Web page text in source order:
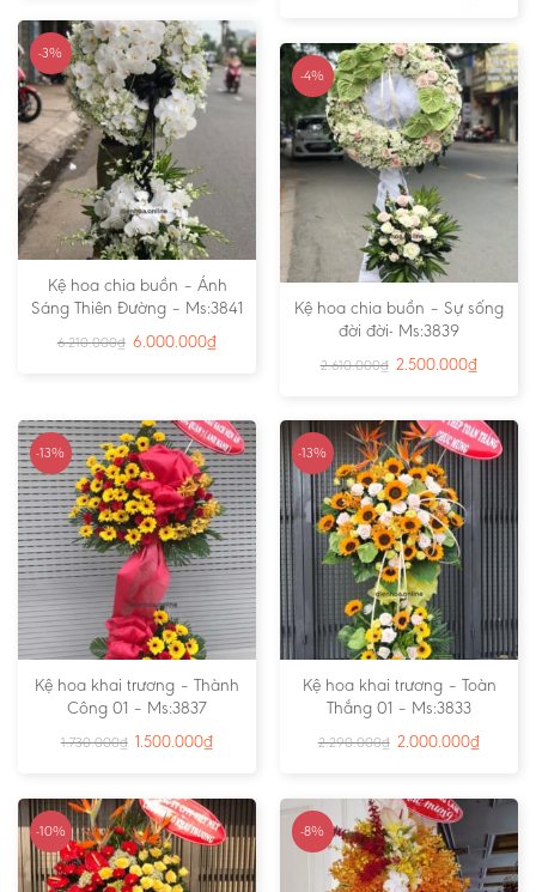
-3%
Kệ hoa chia buồn – Ánh
Sáng Thiên Đường – Ms:3841
6.210.000₫ 6.000.000₫
-4%
Kệ hoa chia buồn – Sự sống
đời đời- Ms:3839
2.610.000₫ 2.500.000₫
-13%
Kệ hoa khai trương – Thành
Công 01 – Ms:3837
1.730.000₫ 1.500.000₫
-13%
Kệ hoa khai trương – Toàn
Thắng 01 – Ms:3833
2.290.000₫ 2.000.000₫
-10% -8%